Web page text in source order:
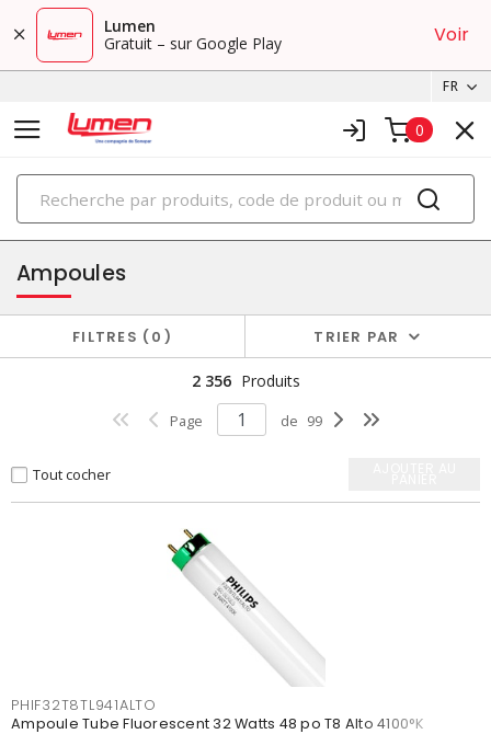
Lumen
Gratuit – sur Google Play
Voir
FR
0
PRODUITS
éclairage
Ampoules
FILTRES 0 TRIER PAR
2 356 Produits
Page de 99
Tout cocher
PHIF32T8TL941ALTO
Ampoule Tube Fluorescent 32 Watts 48 po T8 Alto 4100°K